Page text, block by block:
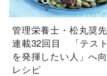
管理栄養士・松丸奨
連載32回目 「テス
を発揮したい人」へ
レシピ